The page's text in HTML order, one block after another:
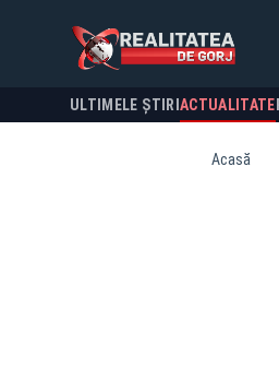
ULTIMELE ȘTIRI ACTUALITATE
Acasă